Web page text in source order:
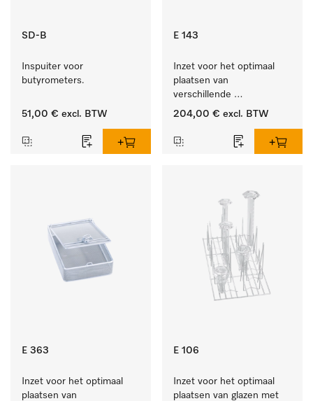
SD-B
Inspuiter voor
butyrometers.
51,00 € excl. BTW
E 143
Inzet voor het optimaal
plaatsen van
verschillende
instrumenten.
204,00 € excl. BTW
E 363
Inzet voor het optimaal
plaatsen van
E 106
Inzet voor het optimaal
plaatsen van glazen met